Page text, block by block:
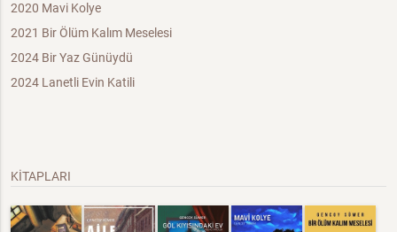
2020 Mavi Kolye
2021 Bir Ölüm Kalım Meselesi
2024 Bir Yaz Günüydü
2024 Lanetli Evin Katili
KİTAPLARI